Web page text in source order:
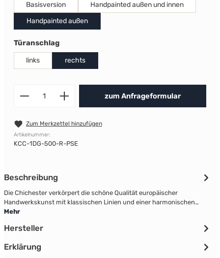
Basisversion
Handpainted außen und innen
Handpainted außen
Türanschlagauswählen
links rechts
Produkt Anzahl: Gib den
zum Anfrageformular
Zum Merkzettel hinzufügen
Artikelnummer:
KCC-1DG-500-R-PSE
Beschreibung
Die Chichester verkörpert die schöne Qualität europäischer
Handwerkskunst mit klassischen Linien und einer harmonischen…
Mehr
Hersteller
Erklärung